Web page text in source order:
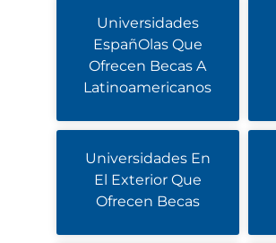
Universidades
EspañOlas Que
Ofrecen Becas A
Latinoamericanos
Universidades En
El Exterior Que
Ofrecen Becas